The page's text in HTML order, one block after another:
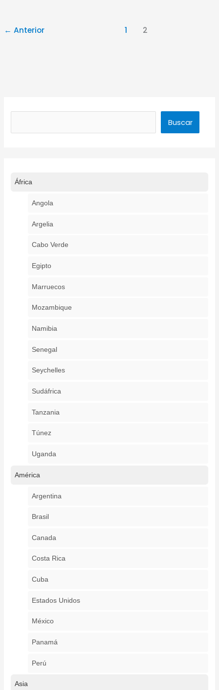
locales)
← Anterior 1 2
Buscar
África
Angola
Argelia
Cabo Verde
Egipto
Marruecos
Mozambique
Namibia
Senegal
Seychelles
Sudáfrica
Tanzania
Túnez
Uganda
América
Argentina
Brasil
Canada
Costa Rica
Cuba
Estados Unidos
México
Panamá
Perú
Asia